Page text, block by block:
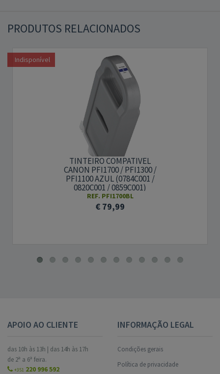
PRODUTOS RELACIONADOS
Indisponível
TINTEIRO COMPATIVEL
CANON PFI1700 / PFI1300 /
PFI1100 AZUL (0784C001 /
0820C001 / 0859C001)
REF. PFI1700BL
€ 79,99
APOIO AO CLIENTE
das 10h às 13h | das 14h às 17h
de 2ª a 6ª feira.
+351 220 996 592
INFORMAÇÃO LEGAL
Condições gerais
Política de privacidade